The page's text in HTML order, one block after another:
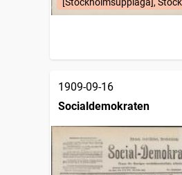
[Stockholmsupplaga],
1909-09-16
Socialdemokraten